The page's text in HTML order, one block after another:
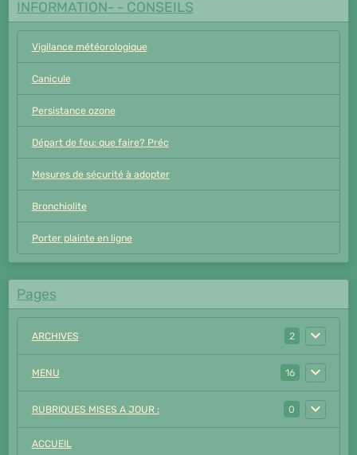
INFORMATION- - CONSEILS
Vigilance météorologique
Canicule
Persistance ozone
Départ de feu: que faire? Préc
Mesures de sécurité à adopter
Bronchiolite
Porter plainte en ligne
Pages
ARCHIVES 2
MENU 16
RUBRIQUES MISES A JOUR : 0
ACCUEIL